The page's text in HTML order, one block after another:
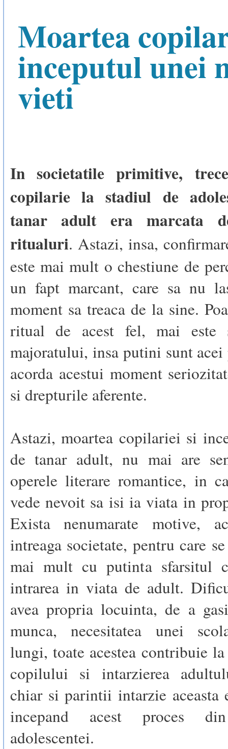
Moartea
inceputul unei
vieti
In societatile primitive,
copilarie la stadiul de
tanar adult era marcata
ritualuri. Astazi, insa,
este mai mult o chestiune de
un fapt marcant, care sa nu
moment sa treaca de la sine.
ritual de acest fel, mai este
majoratului, insa putini sunt
acorda acestui moment
si drepturile aferente.
Astazi, moartea copilariei si
de tanar adult, nu mai are
operele literare romantice, in
vede nevoit sa isi ia viata in
Exista nenumarate motive,
intreaga societate, pentru care
mai mult cu putinta sfarsitul
intrarea in viata de adult.
avea propria locuinta, de a
munca, necesitatea unei
lungi, toate acestea contribuie
copilului si intarzierea
chiar si parintii intarzie aceasta
incepand acest proces
adolescentei.